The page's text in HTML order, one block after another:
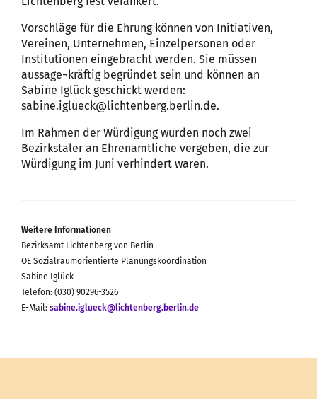
Vorschläge für die Ehrung können von Initiativen,
Vereinen, Unternehmen, Einzelpersonen oder
Institutionen eingebracht werden. Sie müssen
aussage¬kräftig begründet sein und können an
Sabine Iglück geschickt werden:
sabine.iglueck@lichtenberg.berlin.de.
Im Rahmen der Würdigung wurden noch zwei
Bezirkstaler an Ehrenamtliche vergeben, die zur
Würdigung im Juni verhindert waren.
Weitere Informationen
Bezirksamt Lichtenberg von Berlin
OE Sozialraumorientierte Planungskoordination
Sabine Iglück
Telefon: (030) 90296-3526
E-Mail: sabine.iglueck@lichtenberg.berlin.de